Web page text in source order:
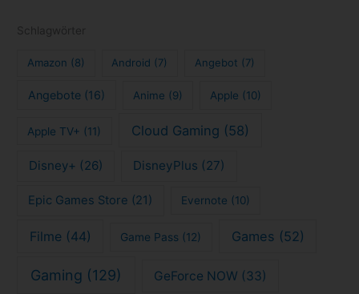
Amazon (8) Android (7) Angebot (7)
Angebote(16) Anime (9) Apple (10)
Apple TV+ (11) Cloud Gaming (58)
Disney+ (26) DisneyPlus (27)
Epic Games Store (21) Evernote (10)
Filme(44) Game Pass (12) Games (52)
Gaming (129) GeForce NOW (33)